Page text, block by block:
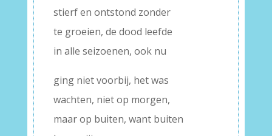
stierf en ontstond zonder
te groeien, de dood leefde
in alle seizoenen, ook nu
ging niet voorbij, het was
wachten, niet op morgen,
maar op buiten, want buiten